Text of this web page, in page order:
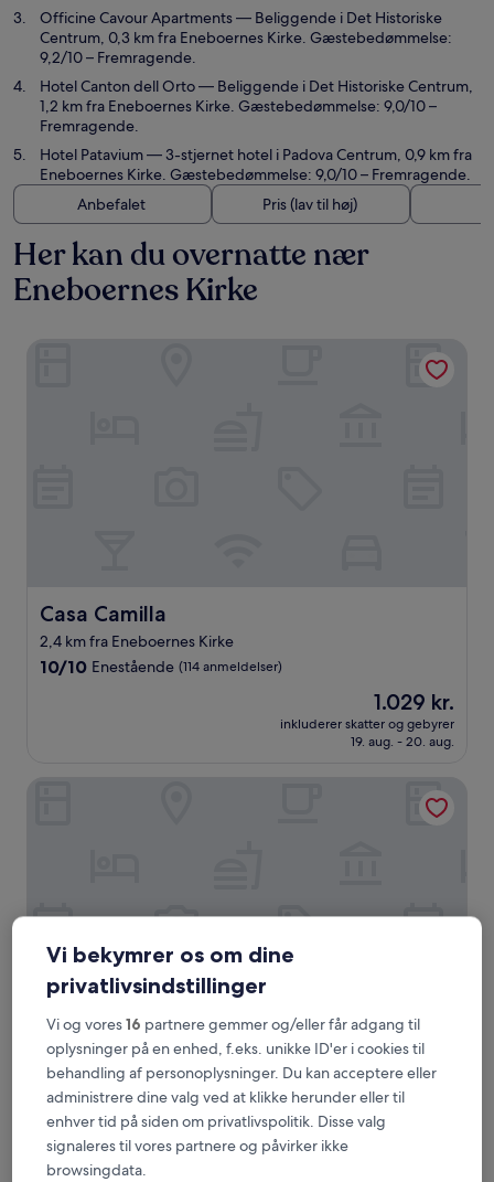
Officine Cavour Apartments— Beliggende i Det Historiske
Centrum, 0,3 km fra Eneboernes Kirke. Gæstebedømmelse:
9,2/10 – Fremragende.
Hotel Canton dell Orto— Beliggende i Det Historiske Centrum,
1,2 km fra Eneboernes Kirke. Gæstebedømmelse: 9,0/10 –
Fremragende.
Hotel Patavium— 3-stjernet hotel i Padova Centrum, 0,9 km fra
Eneboernes Kirke. Gæstebedømmelse: 9,0/10 – Fremragende.
Anbefalet
Pris (lav til høj)
Her kan du overnatte nær
Eneboernes Kirke
Casa Camilla
Casa Camilla
2,4 km fra Eneboernes Kirke
10.0
anmeldelser)
10/10 Enestående (114 anmeldelser)
Prisen
er
1.029 kr.
1.029 kr.
inkluderer skatter og gebyrer
19. aug. - 20. aug.
Le Camp Suite & SPA
Le Camp Suite & SPA
4.0-
stjernet
overnatningssted
Det Historiske Centrum, 0,3 km fra Eneboernes Kirke
9.2
ud
af
9,2/10 Fremragende (193 anmeldelser)
Vi bekymrer os om dine
privatlivsindstillinger
Vi og vores16 partnere gemmer og/eller får adgang til
oplysninger på en enhed, f.eks. unikke ID'er i cookies til
behandling af personoplysninger. Du kan acceptere eller
administrere dine valg ved at klikke herunder eller til
enhver tid på siden om privatlivspolitik. Disse valg
signaleres til vores partnere og påvirker ikke
browsingdata.